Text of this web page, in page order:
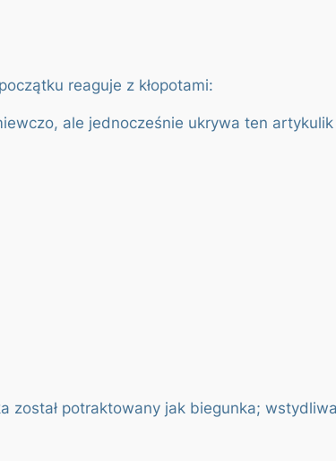
reaguje z kłopotami:
ale jednocześnie ukrywa ten
został potraktowany jak biegunka;